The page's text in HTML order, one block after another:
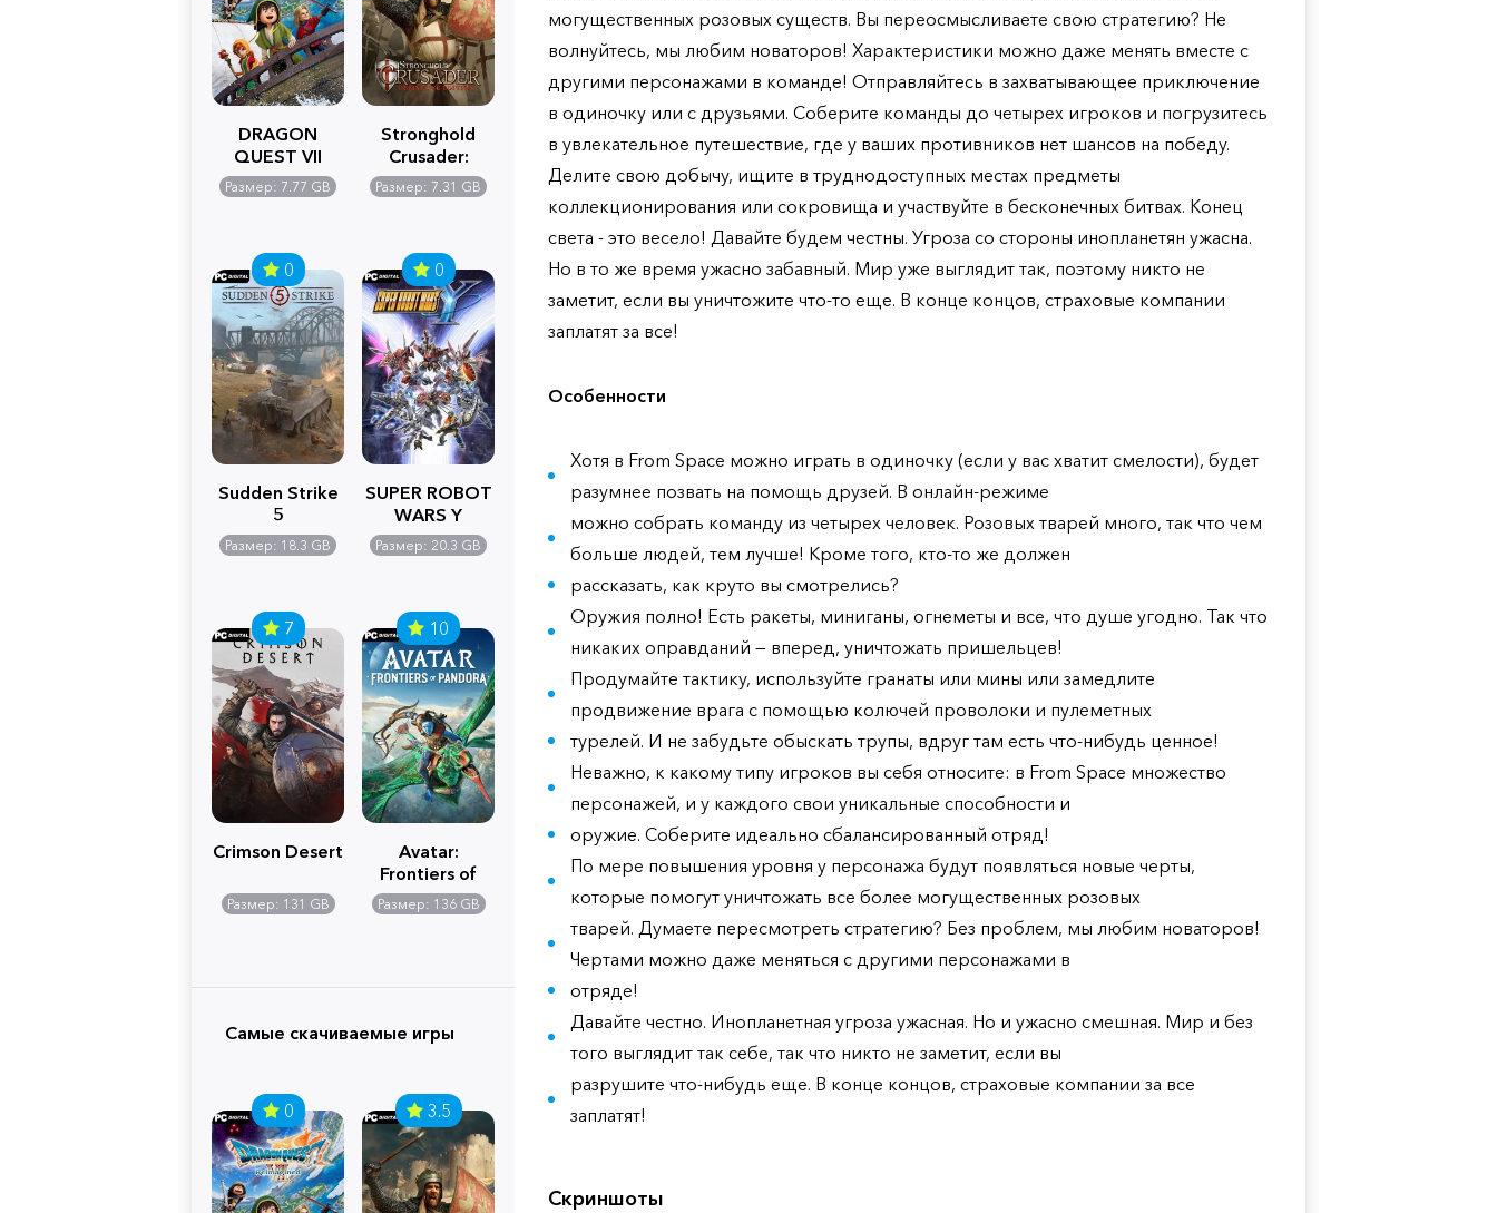
DRAGON
QUEST VII
Reimagined
Размер: 7.77 GB
Stronghold
Crusader:
Definitive
Edition
Размер: 7.31 GB
0
Sudden Strike
5
Размер: 18.3 GB
0
SUPER ROBOT
WARS Y
Размер: 20.3 GB
7
Crimson Desert
Размер: 131 GB
10
Avatar:
Frontiers of
Pandora
Размер: 136 GB
Самые скачиваемые игры
0 3.5
могущественных розовых существ. Вы переосмысливаете свою стратегию? Не
волнуйтесь, мы любим новаторов! Характеристики можно даже менять вместе с
другими персонажами в команде! Отправляйтесь в захватывающее приключение
в одиночку или с друзьями. Соберите команды до четырех игроков и погрузитесь
в увлекательное путешествие, где у ваших противников нет шансов на победу.
Делите свою добычу, ищите в труднодоступных местах предметы
коллекционирования или сокровища и участвуйте в бесконечных битвах. Конец
света - это весело! Давайте будем честны. Угроза со стороны инопланетян ужасна.
Но в то же время ужасно забавный. Мир уже выглядит так, поэтому никто не
заметит, если вы уничтожите что-то еще. В конце концов, страховые компании
заплатят за все!
Особенности
Хотя в From Space можно играть в одиночку (если у вас хватит смелости), будет
разумнее позвать на помощь друзей. В онлайн-режиме
можно собрать команду из четырех человек. Розовых тварей много, так что чем
больше людей, тем лучше! Кроме того, кто-то же должен
рассказать, как круто вы смотрелись?
Оружия полно! Есть ракеты, миниганы, огнеметы и все, что душе угодно. Так что
никаких оправданий — вперед, уничтожать пришельцев!
Продумайте тактику, используйте гранаты или мины или замедлите
продвижение врага с помощью колючей проволоки и пулеметных
турелей. И не забудьте обыскать трупы, вдруг там есть что-нибудь ценное!
Неважно, к какому типу игроков вы себя относите: в From Space множество
персонажей, и у каждого свои уникальные способности и
оружие. Соберите идеально сбалансированный отряд!
По мере повышения уровня у персонажа будут появляться новые черты,
которые помогут уничтожать все более могущественных розовых
тварей. Думаете пересмотреть стратегию? Без проблем, мы любим новаторов!
Чертами можно даже меняться с другими персонажами в
отряде!
Давайте честно. Инопланетная угроза ужасная. Но и ужасно смешная. Мир и без
того выглядит так себе, так что никто не заметит, если вы
разрушите что-нибудь еще. В конце концов, страховые компании за все
заплатят!
Скриншоты